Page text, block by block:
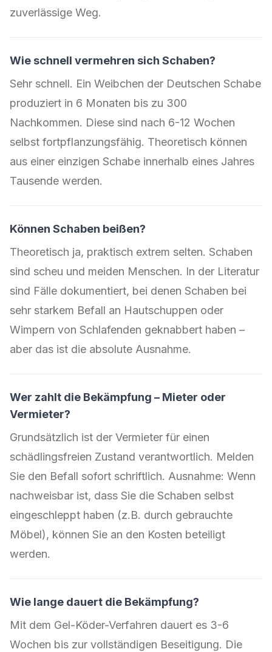
zuverlässige Weg.
Wie schnell vermehren sich Schaben?
Sehr schnell. Ein Weibchen der Deutschen Schabe
produziert in 6 Monaten bis zu 300
Nachkommen. Diese sind nach 6-12 Wochen
selbst fortpflanzungsfähig. Theoretisch können
aus einer einzigen Schabe innerhalb eines Jahres
Tausende werden.
Können Schaben beißen?
Theoretisch ja, praktisch extrem selten. Schaben
sind scheu und meiden Menschen. In der Literatur
sind Fälle dokumentiert, bei denen Schaben bei
sehr starkem Befall an Hautschuppen oder
Wimpern von Schlafenden geknabbert haben –
aber das ist die absolute Ausnahme.
Wer zahlt die Bekämpfung – Mieter oder
Vermieter?
Grundsätzlich ist der Vermieter für einen
schädlingsfreien Zustand verantwortlich. Melden
Sie den Befall sofort schriftlich. Ausnahme: Wenn
nachweisbar ist, dass Sie die Schaben selbst
eingeschleppt haben (z.B. durch gebrauchte
Möbel), können Sie an den Kosten beteiligt
werden.
Wie lange dauert die Bekämpfung?
Mit dem Gel-Köder-Verfahren dauert es 3-6
Wochen bis zur vollständigen Beseitigung. Die